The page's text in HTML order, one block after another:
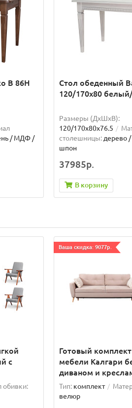
В 86Н
/ МДФ /
Стол обеденный
120/170х80
Размеры (ДхШxВ):
120/170х80х76.5
столешницы: дерево
шпон
37985р.
В корзину
с
обивки:
Ваша скидка: 9077р.
Готовый
мебели Калгари
диваном и
Тип: комплект
велюр